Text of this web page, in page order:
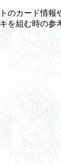
のカード情報
を組む時の参